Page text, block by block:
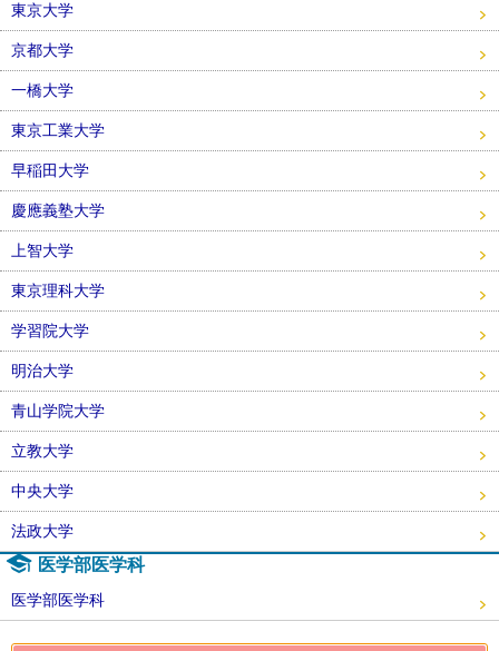
東京大学
京都大学
一橋大学
東京工業大学
早稲田大学
慶應義塾大学
上智大学
東京理科大学
学習院大学
明治大学
青山学院大学
立教大学
中央大学
法政大学
医学部医学科
医学部医学科